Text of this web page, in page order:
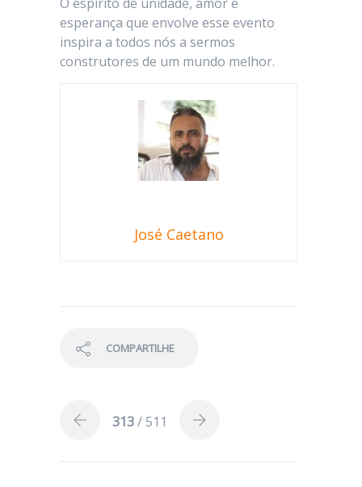
esperança que envolve esse evento
inspira a todos nós a sermos
construtores de um mundo melhor.
José Caetano
COMPARTILHE
313/ 511